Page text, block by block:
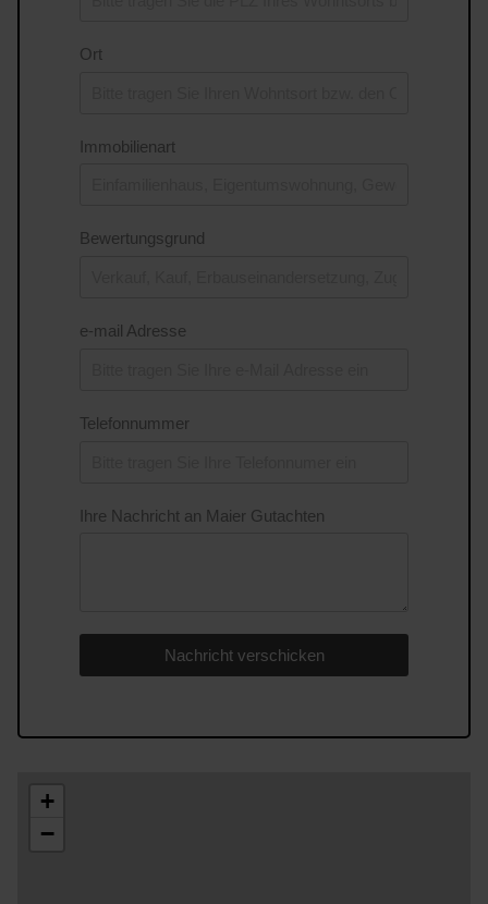
Ort
Immobilienart
Bewertungsgrund
e-mail Adresse
Telefonnummer
Ihre Nachricht an Maier Gutachten
Nachricht verschicken
+
−